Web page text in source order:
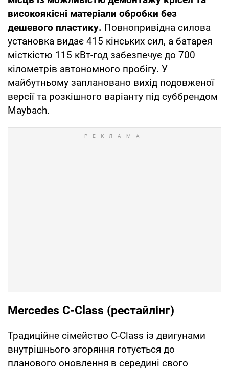
високоякісні матеріали обробки без
дешевого пластику. Повнопривідна силова
установка видає 415 кінських сил, а батарея
місткістю 115 кВт-год забезпечує до 700
кілометрів автономного пробігу. У
майбутньому заплановано вихід подовженої
версії та розкішного варіанту під суббрендом
Maybach.
Mercedes C-Class (рестайлінг)
Традиційне сімейство C-Class із двигунами
внутрішнього згоряння готується до
планового оновлення в середині свого